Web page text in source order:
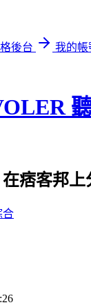
後台
我的帳
痞客邦
合